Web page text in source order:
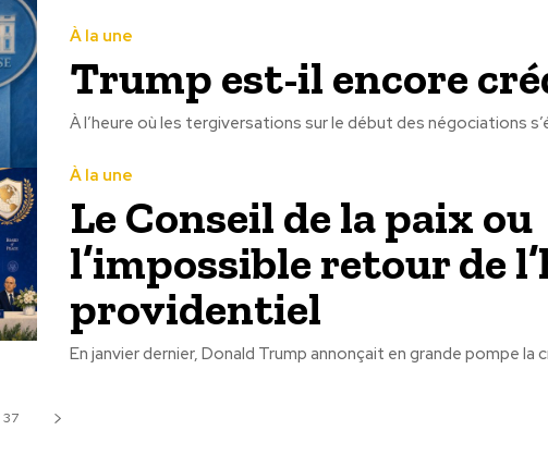
À la une
Trump est-il encore
À l’heure où les tergiversations sur le début des négociations
À la une
Le Conseil de la paix ou
l’impossible retour de
providentiel
En janvier dernier, Donald Trump annonçait en grande pompe la
37